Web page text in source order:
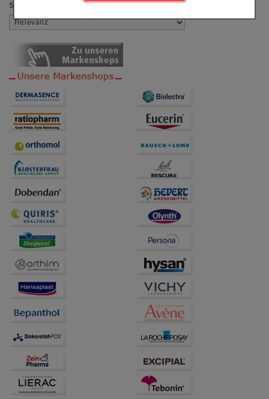
Einkaufserlebnis noch ansprechender zu gestalten,
beispielsweise für die Wiedererkennung des
Verhaltensweisen (z.B. Spracheinstellung)
anzupassen. Komfort-Cookies ermöglichen es uns
auch auf Ihre Bedürfnisse zugeschrittene Inhalte
anzuzeigen und unser Partnerprogramm zu
betreiben.
Statistik & Tracking:
Hierüber lassen sich
Informationen über die Art und Weise der Nutzung
Website weiter für Sie optimieren können, den Inhalt
auf unserer Website aber auch die Werbung auf
Drittseiten möglichst relevant für Sie zu gestalten.
Bitte beachten Sie, dass Daten hierfür teilweise an
Dritte wie z.B. Google oder soziale Medien
Sortieren nach